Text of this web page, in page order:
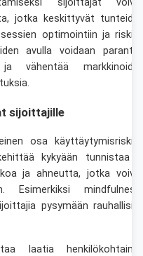
jotka keskittyvät
optimointiin ja
avulla voidaan
vähentää
sijoittajille
osa
kykyään tunnistaa
ja ahneutta, jotka
Esimerkiksi
pysymään
laatia